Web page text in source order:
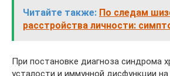
Читайте также: По следам
расстройства личности:
При постановке диагноза синдрома
усталости и иммунной дисфункции на